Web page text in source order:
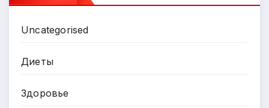
Uncategorised
Диеты
Здоровье